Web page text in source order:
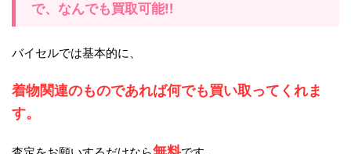
で、なんでも買取可能!!
バイセルでは基本的に、
着物関連のものであれば何でも買い取ってくれま
す。